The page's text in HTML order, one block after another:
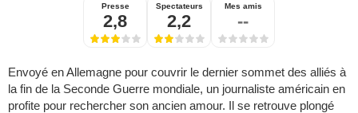
Presse
2,8
Spectateurs
2,2
Mes amis
--
Envoyé en Allemagne pour couvrir le dernier sommet des alliés à
la fin de la Seconde Guerre mondiale, un journaliste américain en
profite pour rechercher son ancien amour. Il se retrouve plongé